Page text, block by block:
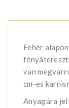
Fehér
van
cm-es
Anyagára